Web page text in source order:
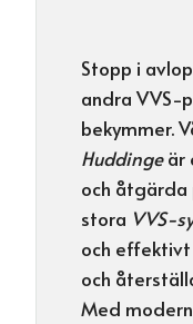
Stopp i
andra VVS-
bekymmer.
Huddingeär
och åtgärda
stora VVS-
och
och
Med